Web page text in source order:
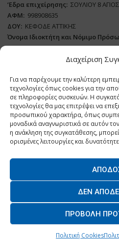
Διαχείριση
Για να παρέχουμε την καλύτερη
τεχνολογίες όπως cookies για την
σε πληροφορίες συσκευών. Η
τεχνολογίες θα μας επιτρέψει να
προσωπικού χαρακτήρα, όπως
μοναδικά αναγνωριστικά σε αυτόν
η ανάκληση της συγκατάθεσης,
ορισμένες λειτουργίες και
ΔΕΝ
ΠΡΟΒΟΛΉ
Πολιτική Cookies
‘Eδρα επιχείρησης: ΣΟΥΛΙΟΥ 8
ΑΦΜ: 998908635
ΔΟΥ: ΚΕΦΟΔΕ ΑΤΤΙΚΗΣ
Όνομα Ιδιοκτήτη και Νόμιμο
ΜΟΝΟΠΡΟΣΩΠΗ ΙΚΕ
Domain:www.dairynews.gr
Δικαιούχος Domain:ΔΗΜΗΤΡΙΑΔΗΣ
Διευθυντής: ΕΥΘΥΜΙΑΤΟΥ ΜΑΡΙΑ
Διαχειριστής:ΕΥΘΥΜΙΑΤΟΥ ΜΑΡΙΑ
Δήλωση Συμμόρφωσης
ΕΠΙΧΕΙΡΗΣΕΙΣ
© 2026 - All Rights
Powered by